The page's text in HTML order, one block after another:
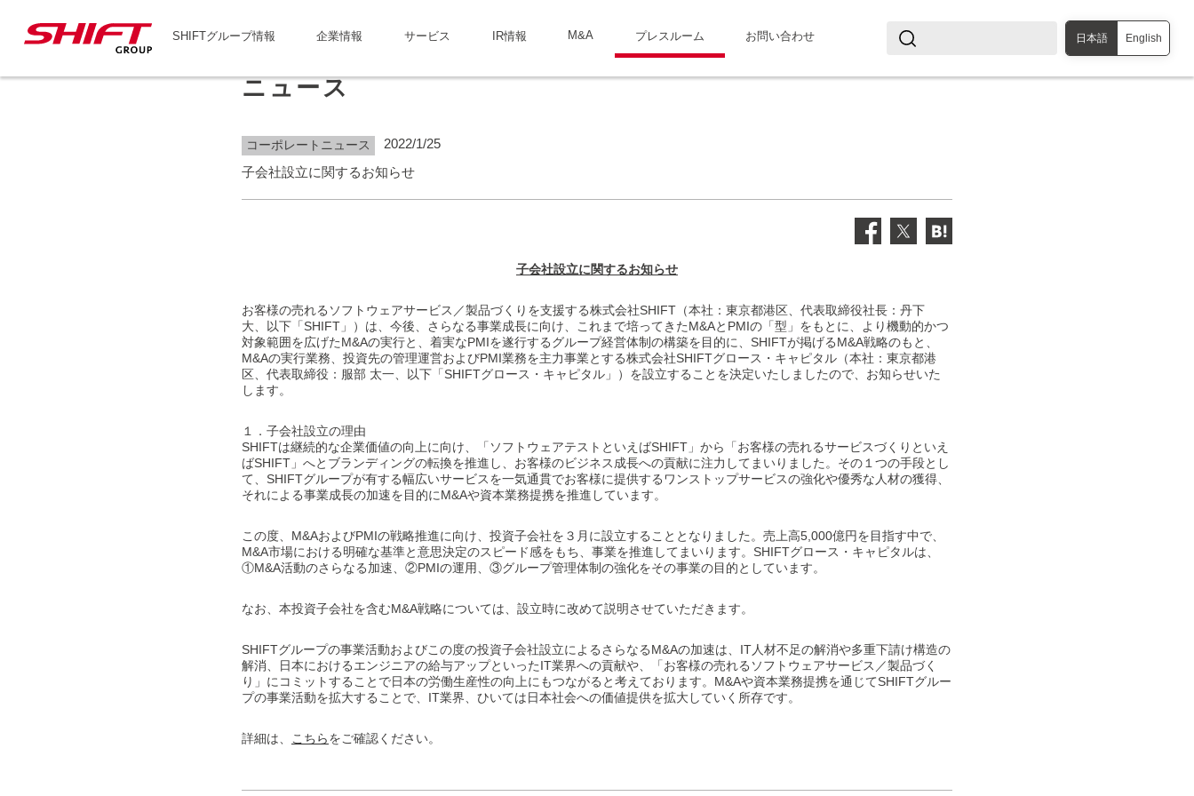
日本語 English
SHIFTグループ情報 企業情報 サービス IR情報 M&A プレスルーム お問い合わせ
ニュース
コーポレートニュース
2022/1/25
子会社設立に関するお知らせ
子会社設立に関するお知らせ
お客様の売れるソフトウェアサービス／製品づくりを支援する株式会社SHIFT（本社：東京都港区、代表取締役社長：丹下
大、以下「SHIFT」）は、今後、さらなる事業成長に向け、これまで培ってきたM&AとPMIの「型」をもとに、より機動的かつ
対象範囲を広げたM&Aの実行と、着実なPMIを遂行するグループ経営体制の構築を目的に、SHIFTが掲げるM&A戦略のもと、
M&Aの実行業務、投資先の管理運営およびPMI業務を主力事業とする株式会社SHIFTグロース・キャピタル（本社：東京都港
区、代表取締役：服部 太一、以下「SHIFTグロース・キャピタル」）を設立することを決定いたしましたので、お知らせいた
します。
１．子会社設立の理由
SHIFTは継続的な企業価値の向上に向け、「ソフトウェアテストといえばSHIFT」から「お客様の売れるサービスづくりといえ
ばSHIFT」へとブランディングの転換を推進し、お客様のビジネス成長への貢献に注力してまいりました。その１つの手段とし
て、SHIFTグループが有する幅広いサービスを一気通貫でお客様に提供するワンストップサービスの強化や優秀な人材の獲得、
それによる事業成長の加速を目的にM&Aや資本業務提携を推進しています。
この度、M&AおよびPMIの戦略推進に向け、投資子会社を３月に設立することとなりました。売上高5,000億円を目指す中で、
M&A市場における明確な基準と意思決定のスピード感をもち、事業を推進してまいります。SHIFTグロース・キャピタルは、
①M&A活動のさらなる加速、②PMIの運用、③グループ管理体制の強化をその事業の目的としています。
なお、本投資子会社を含むM&A戦略については、設立時に改めて説明させていただきます。
SHIFTグループの事業活動およびこの度の投資子会社設立によるさらなるM&Aの加速は、IT人材不足の解消や多重下請け構造の
解消、日本におけるエンジニアの給与アップといったIT業界への貢献や、「お客様の売れるソフトウェアサービス／製品づく
り」にコミットすることで日本の労働生産性の向上にもつながると考えております。M&Aや資本業務提携を通じてSHIFTグルー
プの事業活動を拡大することで、IT業界、ひいては日本社会への価値提供を拡大していく所存です。
詳細は、 こちらをご確認ください。